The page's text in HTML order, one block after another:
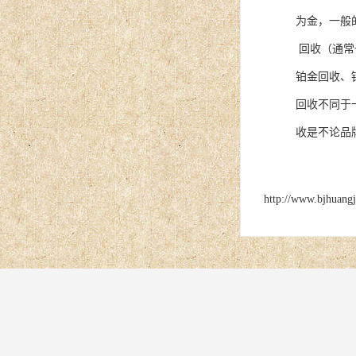
为金，一
回收（通
铂金回收、
回收不同
收是不论品
http://